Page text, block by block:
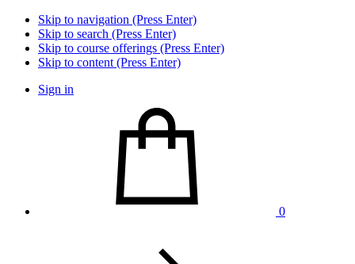
Skip to navigation (Press Enter)
Skip to search (Press Enter)
Skip to course offerings (Press Enter)
Skip to content (Press Enter)
Sign in
0